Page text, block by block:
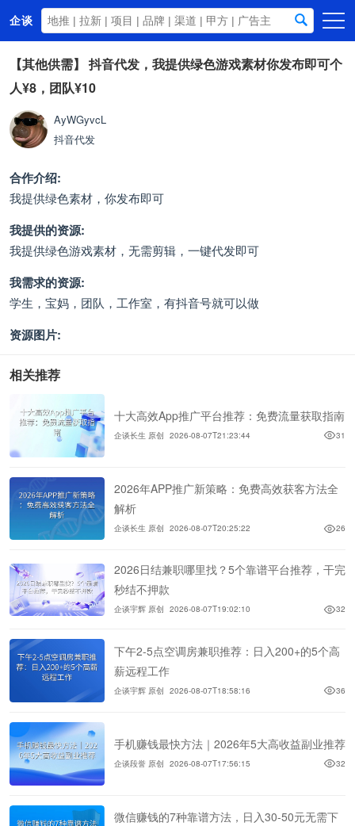
企谈
首页
商务资源
资讯动态
关于我们
【其他供需】 抖音代发，我提供绿色游戏素材你发布即可个
人¥8，团队¥10
AyWGyvcL
抖音代发
合作介绍:
我提供绿色素材，你发布即可
我提供的资源:
我提供绿色游戏素材，无需剪辑，一键代发即可
我需求的资源:
学生，宝妈，团队，工作室，有抖音号就可以做
资源图片:
相关推荐
十大高效App推广平台推荐：免费流量获取指南
企谈长生 原创 2026-08-07T21:23:44 31
2026年APP推广新策略：免费高效获客方法全
解析
企谈长生 原创 2026-08-07T20:25:22 26
2026日结兼职哪里找？5个靠谱平台推荐，干完
秒结不押款
企谈宇辉 原创 2026-08-07T19:02:10 32
下午2-5点空调房兼职推荐：日入200+的5个高
薪远程工作
企谈宇辉 原创 2026-08-07T18:58:16 36
手机赚钱最快方法｜2026年5大高收益副业推荐
企谈段誉 原创 2026-08-07T17:56:15 32
微信赚钱的7种靠谱方法，日入30-50元无需下